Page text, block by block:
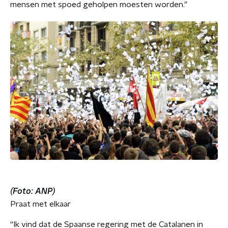
mensen met spoed geholpen moesten worden.”
(Foto: ANP)
Praat met elkaar
“Ik vind dat de Spaanse regering met de Catalanen in